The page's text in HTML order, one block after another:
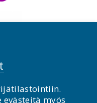
2026
evästeitä myös